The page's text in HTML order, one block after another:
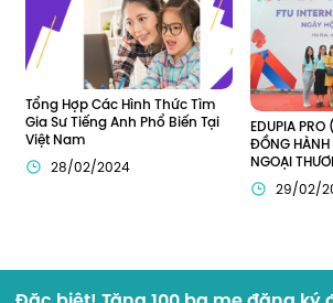
Tổng Hợp Các Hình Thức Tìm
Gia Sư Tiếng Anh Phổ Biến Tại
Việt Nam
28/02/2024
EDUPIA PRO
ĐỒNG
NGOẠI
INTERNSHIP
29/02/